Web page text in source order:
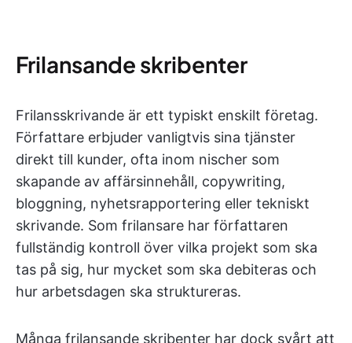
Frilansande skribenter
Frilansskrivande är ett typiskt enskilt företag.
Författare erbjuder vanligtvis sina tjänster
direkt till kunder, ofta inom nischer som
skapande av affärsinnehåll, copywriting,
bloggning, nyhetsrapportering eller tekniskt
skrivande. Som frilansare har författaren
fullständig kontroll över vilka projekt som ska
tas på sig, hur mycket som ska debiteras och
hur arbetsdagen ska struktureras.
Många frilansande skribenter har dock svårt att